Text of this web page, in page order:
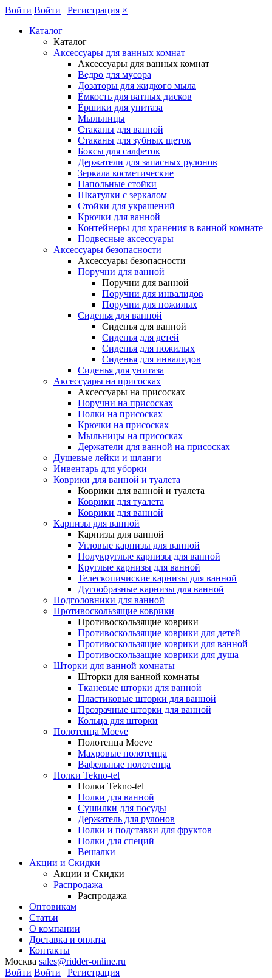
Войти Войти | Регистрация ×
Каталог
Каталог
Аксессуары для ванных комнат
Аксессуары для ванных комнат
Ведро для мусора
Дозаторы для жидкого мыла
Ёмкость для ватных дисков
Ёршики для унитаза
Мыльницы
Стаканы для ванной
Стаканы для зубных щеток
Боксы для салфеток
Держатели для запасных рулонов
Зеркала косметические
Напольные стойки
Шкатулки с зеркалом
Стойки для украшений
Крючки для ванной
Контейнеры для хранения в ванной комнате
Подвесные аксессуары
Аксессуары безопасности
Аксессуары безопасности
Поручни для ванной
Поручни для ванной
Поручни для инвалидов
Поручни для пожилых
Сиденья для ванной
Сиденья для ванной
Сиденья для детей
Сиденья для пожилых
Сиденья для инвалидов
Сиденья для унитаза
Аксессуары на присосках
Аксессуары на присосках
Поручни на присосках
Полки на присосках
Крючки на присосках
Мыльницы на присосках
Держатели для ванной на присосках
Душевые лейки и шланги
Инвентарь для уборки
Коврики для ванной и туалета
Коврики для ванной и туалета
Коврики для туалета
Коврики для ванной
Карнизы для ванной
Карнизы для ванной
Угловые карнизы для ванной
Полукруглые карнизы для ванной
Круглые карнизы для ванной
Телескопичиские карнизы для ванной
Дугообразные карнизы для ванной
Подголовники для ванной
Противоскользящие коврики
Противоскользящие коврики
Противоскользящие коврики для детей
Противоскользящие коврики для ванной
Противоскользащие коврики для душа
Шторки для ванной комнаты
Шторки для ванной комнаты
Тканевые шторки для ванной
Пластиковые шторки для ванной
Прозрачные шторки для ванной
Кольца для шторки
Полотенца Moeve
Полотенца Moeve
Махровые полотенца
Вафельные полотенца
Полки Tekno-tel
Полки Tekno-tel
Полки для ванной
Сушилки для посуды
Держатель для рулонов
Полки и подставки для фруктов
Полки для специй
Вешалки
Акции и Скидки
Акции и Скидки
Распродажа
Распродажа
Оптовикам
Статьи
О компании
Доставка и оплата
Контакты
Москва sales@ridder-online.ru
Войти Войти | Регистрация